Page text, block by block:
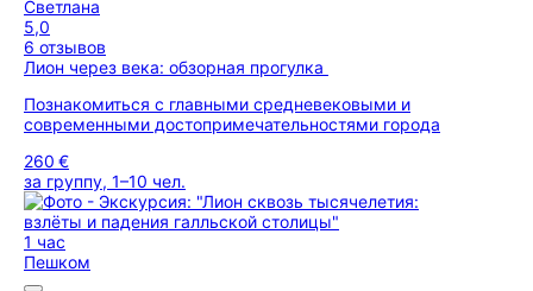
Светлана
5,0
6 отзывов
Лион через века: обзорная прогулка
Познакомиться с главными средневековыми и
современными достопримечательностями города
260 €
за группу, 1–10 чел.
1 час
Пешком